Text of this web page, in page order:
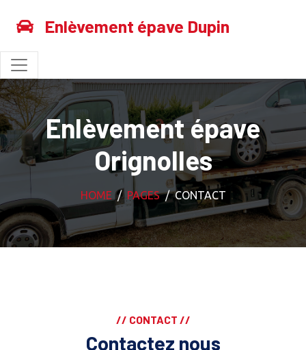
Enlèvement épave Dupin
Enlèvement épave
Orignolles
HOME PAGES CONTACT
// CONTACT //
Contactez nous